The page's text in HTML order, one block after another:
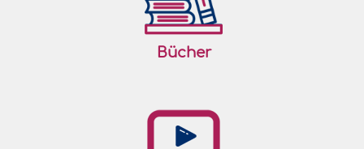
Bücher